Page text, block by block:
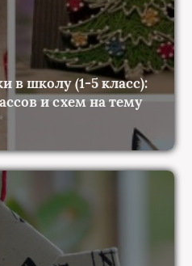
в школу (1-5 класс):
и схем на тему